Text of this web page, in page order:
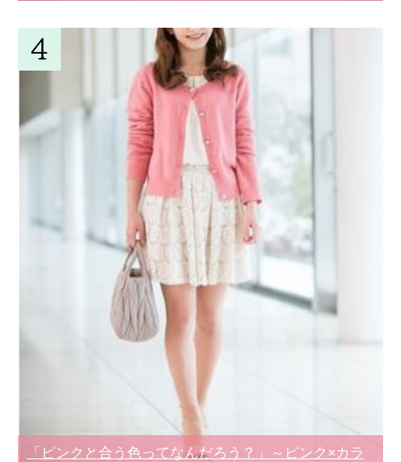
「ピンクと合う色ってなんだろう？」～ピンク×カラ